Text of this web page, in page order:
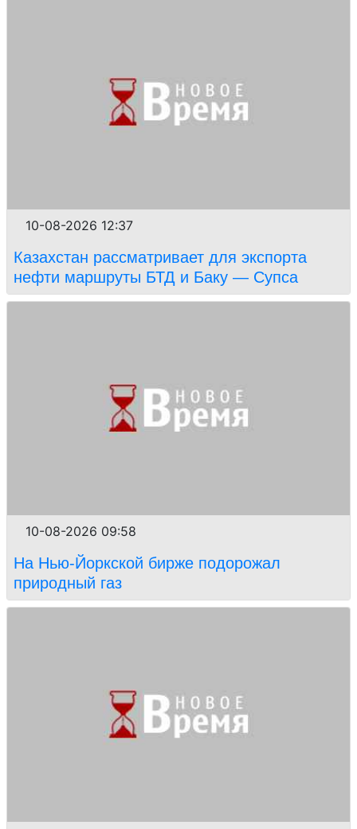
10-08-2026 12:37
Казахстан рассматривает для экспорта
нефти маршруты БТД и Баку — Супса
10-08-2026 09:58
На Нью-Йоркской бирже подорожал
природный газ